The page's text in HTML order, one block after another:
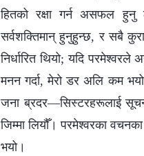
हितको रक्षा गर्न असफल हुनु
सर्वशक्तिमान् हुनुहुन्छ, र सबै कुरा
निर्धारित थियो; यदि
मनन गर्दा, मेरो डर अलि कम
जना ब्रदर—सिस्टरहरूलाई
जिम्मा लियौँ। परमेश्‍वरका
भयो।